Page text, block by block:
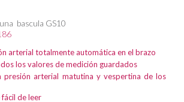
bascula GS10
arterial totalmente automática en el brazo
los valores de medición guardados
presión arterial matutina y vespertina de los
de leer